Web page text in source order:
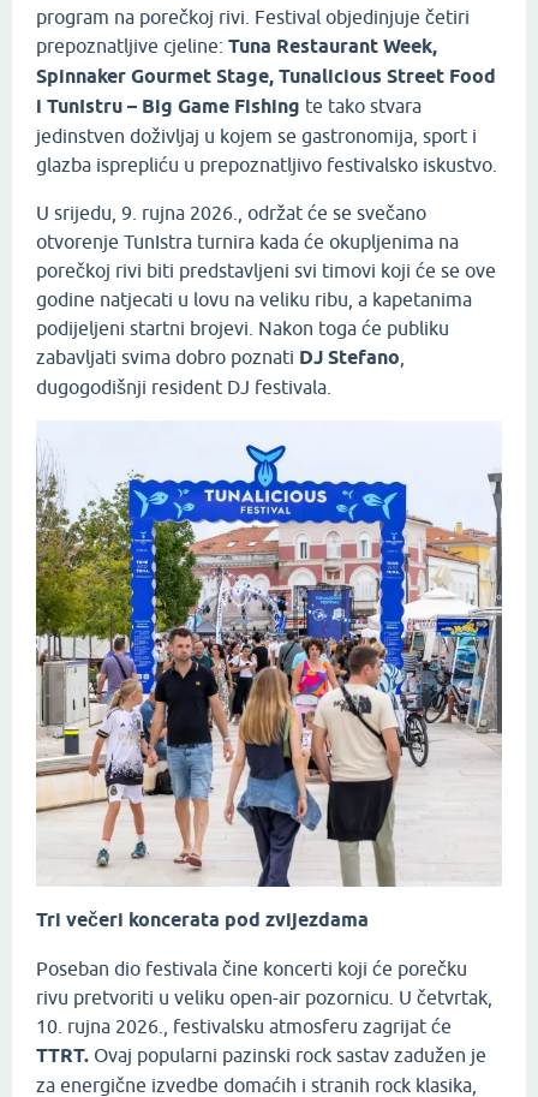
program na porečkoj rivi. Festival objedinjuje četiri
prepoznatljive cjeline: Tuna Restaurant Week,
Spinnaker Gourmet Stage, Tunalicious Street Food
i TunIstru – Big Game Fishing te tako stvara
jedinstven doživljaj u kojem se gastronomija, sport i
glazba isprepliću u prepoznatljivo festivalsko iskustvo.
U srijedu, 9. rujna 2026., održat će se svečano
otvorenje TunIstra turnira kada će okupljenima na
porečkoj rivi biti predstavljeni svi timovi koji će se ove
godine natjecati u lovu na veliku ribu, a kapetanima
podijeljeni startni brojevi. Nakon toga će publiku
zabavljati svima dobro poznati DJ Stefano
dugogodišnji resident DJ festivala.
Tri večeri koncerata pod zvijezdama
Poseban dio festivala čine koncerti koji će porečku
rivu pretvoriti u veliku open-air pozornicu. U četvrtak,
10. rujna 2026., festivalsku atmosferu zagrijat će
TTRT. Ovaj popularni pazinski rock sastav zadužen je
za energične izvedbe domaćih i stranih rock klasika,